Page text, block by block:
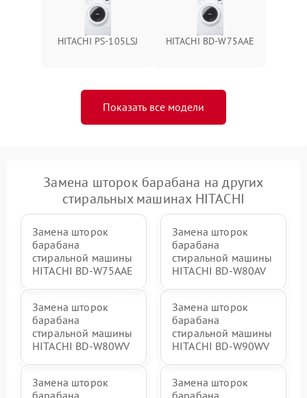
HITACHI PS-105LSJ HITACHI BD-W75AAE
Показать все модели
Замена шторок барабана на других
стиральных машинах HITACHI
Замена шторок
барабана
стиральной машины
HITACHI BD-W75AAE
Замена шторок
барабана
стиральной машины
HITACHI BD-W80AV
Замена шторок
барабана
стиральной машины
HITACHI BD-W80WV
Замена шторок
барабана
стиральной машины
HITACHI BD-W90WV
Замена шторок
Замена шторок